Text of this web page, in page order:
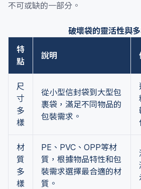
不可或缺的一部分。
破壞袋的靈活性與
特
點
說明
尺
寸
多
樣
從小型信封袋到大型包
裹袋，滿足不同物品的
包裝需求。
材
質
多
樣
PE、PVC、OPP等材
質，根據物品特性和包
裝需求選擇最合適的材
質。